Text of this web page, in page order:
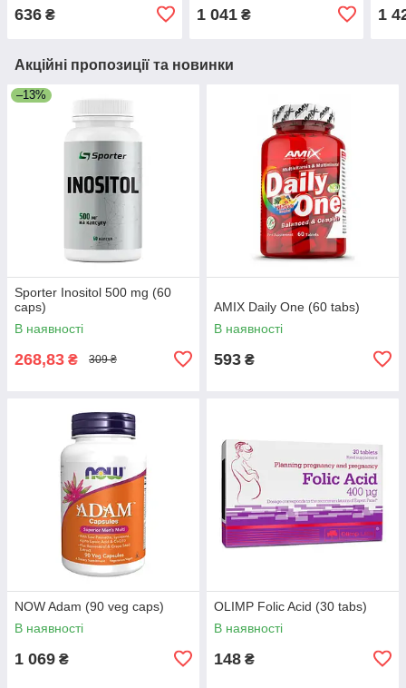
636 ₴ 1 041₴ 1
Акційні пропозиції та новинки
–13%
Sporter Inositol 500 mg (60
caps)
В наявності
268,83 ₴ 309 ₴
AMIX Daily One (60 tabs)
В наявності
593 ₴
NOW Adam (90 veg caps)
В наявності
1 069 ₴
OLIMP Folic Acid (30 tabs)
В наявності
148 ₴